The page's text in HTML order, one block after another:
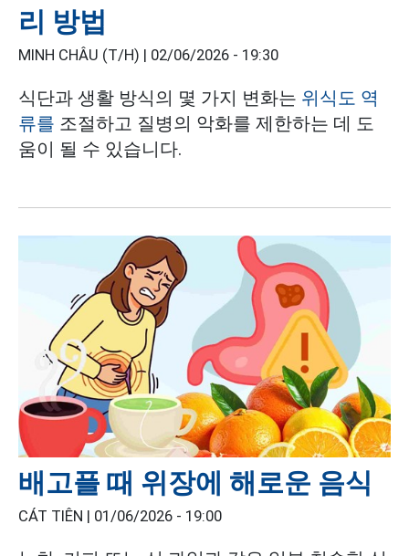
리 방법
MINH CHÂU (T/H) | 02/06/2026 - 19:30
식단과 생활 방식의 몇 가지 변화는 위식도 역
류를 조절하고 질병의 악화를 제한하는 데 도
움이 될 수 있습니다.
배고플 때 위장에 해로운 음식
CÁT TIÊN | 01/06/2026 - 19:00